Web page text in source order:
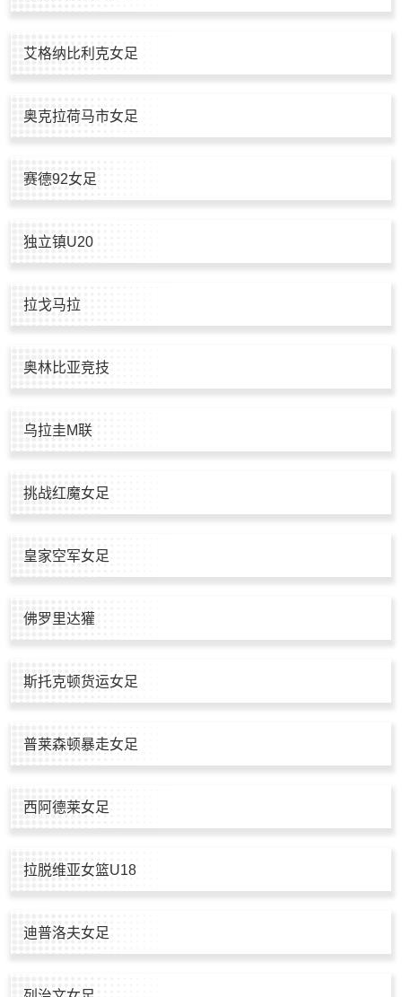
艾格纳比利克女足
奥克拉荷马市女足
赛德92女足
独立镇U20
拉戈马拉
奥林比亚竞技
乌拉圭M联
挑战红魔女足
皇家空军女足
佛罗里达獾
斯托克顿货运女足
普莱森顿暴走女足
西阿德莱女足
拉脱维亚女篮U18
迪普洛夫女足